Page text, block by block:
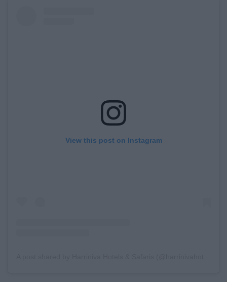
View this post on Instagram